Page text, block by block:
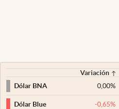
Variación
Dólar BNA
0,00%
Dólar Blue -0,65%